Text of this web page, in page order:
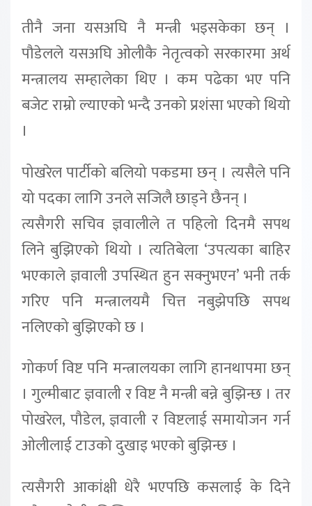
तीनै जना यसअघि नै मन्त्री भइसकेका छन् ।
पौडेलले यसअघि ओलीकै नेतृत्वको सरकारमा अर्थ
मन्त्रालय सम्हालेका थिए । कम पढेका भए पनि
बजेट राम्रो ल्याएको भन्दै उनको प्रशंसा भएको थियो
।
पोखरेल पार्टीको बलियो पकडमा छन् । त्यसैले पनि
यो पदका लागि उनले सजिलै छाड्ने छैनन् ।
त्यसैगरी सचिव ज्ञवालीले त पहिलो दिनमै सपथ
लिने बुझिएको थियो । त्यतिबेला ‘उपत्यका बाहिर
भएकाले ज्ञवाली उपस्थित हुन सक्नुभएन’ भनी तर्क
गरिए पनि मन्त्रालयमै चित्त नबुझेपछि सपथ
नलिएको बुझिएको छ ।
गोकर्ण विष्ट पनि मन्त्रालयका लागि हानथापमा छन्
। गुल्मीबाट ज्ञवाली र विष्ट नै मन्त्री बन्ने बुझिन्छ । तर
पोखरेल, पौडेल, ज्ञवाली र विष्टलाई समायोजन गर्न
ओलीलाई टाउको दुखाइ भएको बुझिन्छ ।
त्यसैगरी आकांक्षी धेरै भएपछि कसलाई के दिने